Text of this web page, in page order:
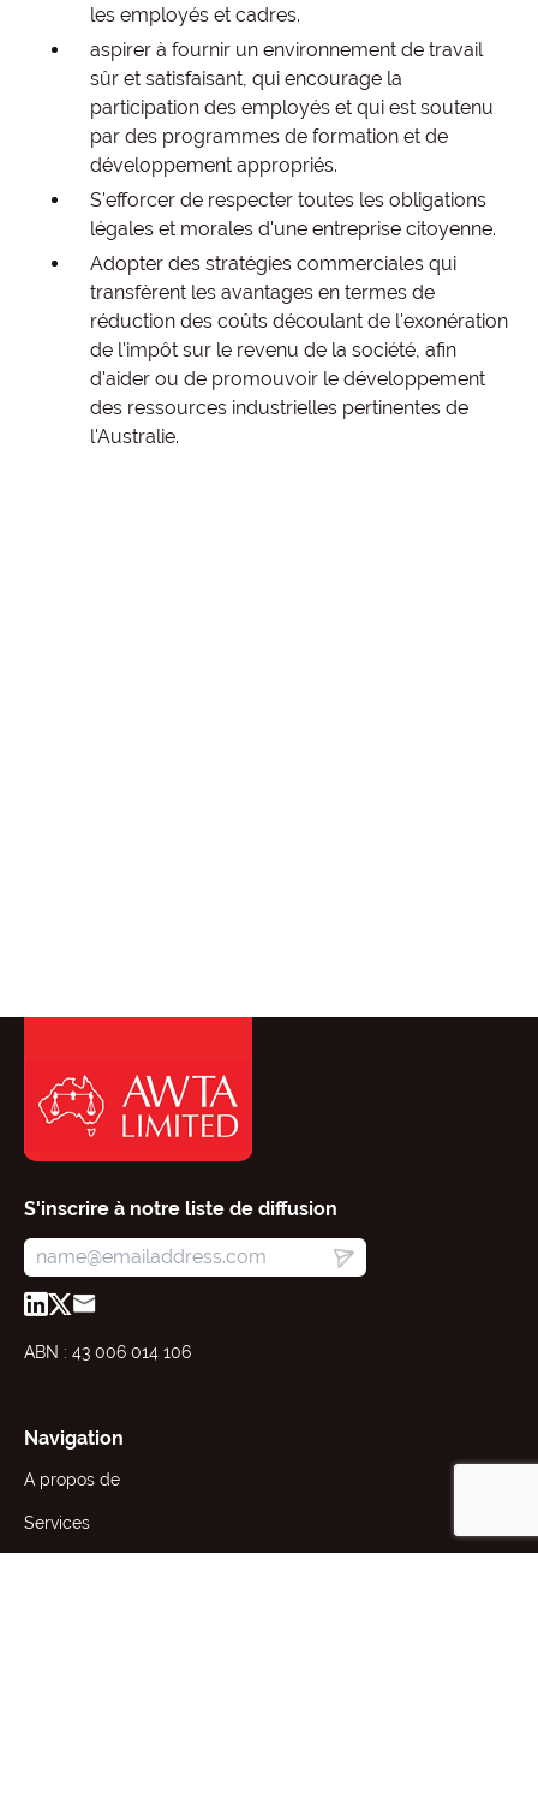
les employés et cadres.
aspirer à fournir un environnement de travail
sûr et satisfaisant, qui encourage la
participation des employés et qui est soutenu
par des programmes de formation et de
développement appropriés.
S'efforcer de respecter toutes les obligations
légales et morales d'une entreprise citoyenne.
Adopter des stratégies commerciales qui
transfèrent les avantages en termes de
réduction des coûts découlant de l'exonération
de l'impôt sur le revenu de la société, afin
d'aider ou de promouvoir le développement
des ressources industrielles pertinentes de
l'Australie.
S'inscrire à notre liste de diffusion
ABN : 43 006 014 106
Navigation
A propos de
Services